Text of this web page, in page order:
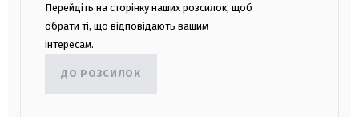
Перейдіть на сторінку наших розсилок, щоб
обрати ті, що відповідають вашим
інтересам.
ДО РОЗСИЛОК